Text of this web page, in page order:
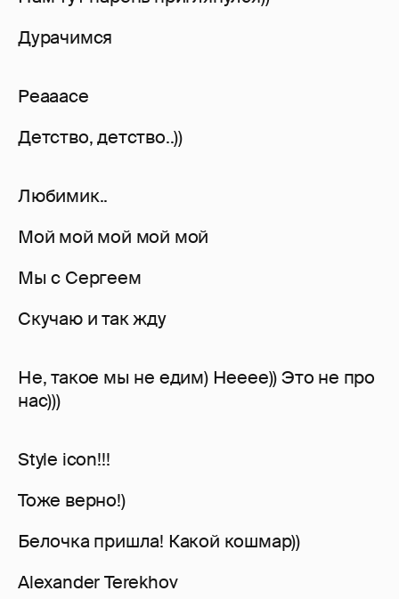
Дурачимся
Peaaace
Детство, детство..))
Любимик..
Мой мой мой мой мой
Мы с Сергеем
Скучаю и так жду
Не, такое мы не едим) Нееее)) Это не про
нас)))
Style icon!!!
Тоже верно!)
Белочка пришла! Какой кошмар))
Alexander Terekhov